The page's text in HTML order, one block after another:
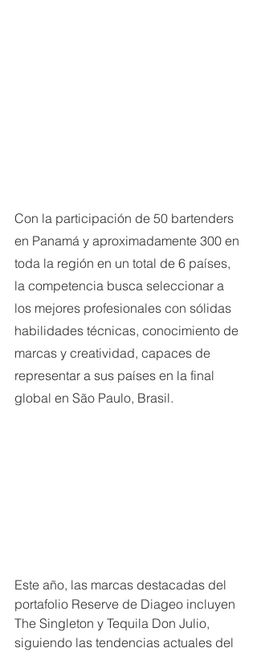
Con la participación de 50 bartenders
en Panamá y aproximadamente 300 en
toda la región en un total de 6 países,
la competencia busca seleccionar a
los mejores profesionales con sólidas
habilidades técnicas, conocimiento de
marcas y creatividad, capaces de
representar a sus países en la final
global en São Paulo, Brasil.
Este año, las marcas destacadas del
portafolio Reserve de Diageo incluyen
The Singleton y Tequila Don Julio,
siguiendo las tendencias actuales del